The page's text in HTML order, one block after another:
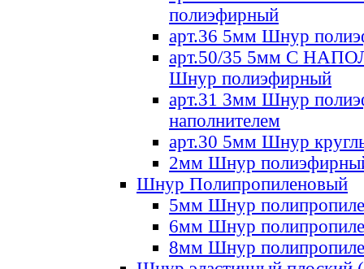
полиэфирный
арт.36 5мм Шнур
арт.50/35 5мм С
Шнур полиэфирный
арт.31 3мм Шнур
наполнителем
арт.30 5мм Шнур
2мм Шнур
Шнур Полипропиленовый
5мм Шнур
6мм Шнур
8мм Шнур